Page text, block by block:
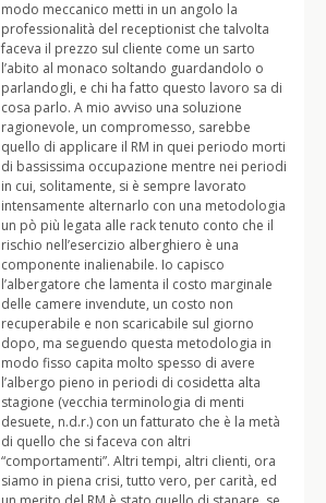
modo meccanico metti in un angolo la
professionalità del receptionist che talvolta
faceva il prezzo sul cliente come un sarto
l’abito al monaco soltando guardandolo o
parlandogli, e chi ha fatto questo lavoro sa di
cosa parlo. A mio avviso una soluzione
ragionevole, un compromesso, sarebbe
quello di applicare il RM in quei periodo morti
di bassissima occupazione mentre nei periodi
in cui, solitamente, si è sempre lavorato
intensamente alternarlo con una metodologia
un pò più legata alle rack tenuto conto che il
rischio nell’esercizio alberghiero è una
componente inalienabile. Io capisco
l’albergatore che lamenta il costo marginale
delle camere invendute, un costo non
recuperabile e non scaricabile sul giorno
dopo, ma seguendo questa metodologia in
modo fisso capita molto spesso di avere
l’albergo pieno in periodi di cosidetta alta
stagione (vecchia terminologia di menti
desuete, n.d.r.) con un fatturato che è la metà
di quello che si faceva con altri
“comportamenti”. Altri tempi, altri clienti, ora
siamo in piena crisi, tutto vero, per carità, ed